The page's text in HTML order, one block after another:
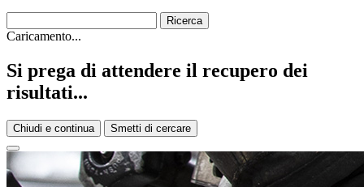
Caricamento...
Si prega di attendere il recupero dei
risultati...
Chiudi e continua Smetti di cercare